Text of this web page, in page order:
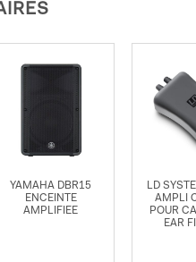
YAMAHA DBR15
ENCEINTE
AMPLIFIEE
LD
AMPLI
POUR
EAR